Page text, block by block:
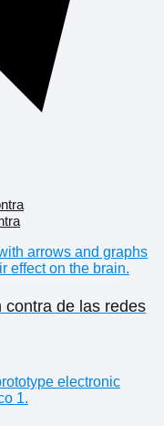
contra de las redes